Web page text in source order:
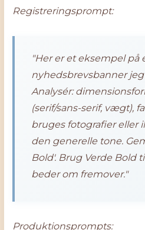
Registreringsprompt:
"Her er et eksempel på
nyhedsbrevsbanner
Analysér:
(serif/sans-serif, vægt),
bruges fotografier eller
den generelle tone.
Bold'. Brug Verde Bold
beder om fremover."
Produktionsprompts: